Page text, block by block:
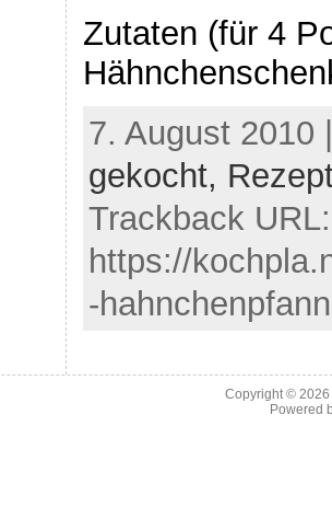
Zutaten (für 4
7. August
gekocht,
Trackback URL:
https://
-
Copyright ©
Powered